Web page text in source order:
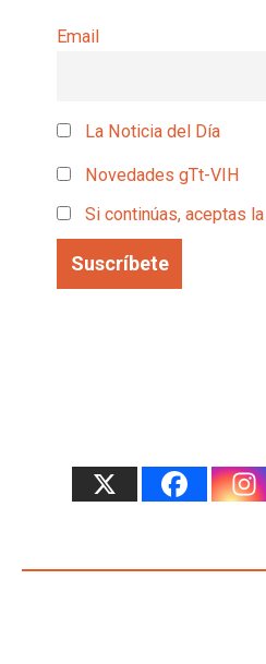
Email
La Noticia del Día
Novedades gTt-VIH
Si continúas, aceptas